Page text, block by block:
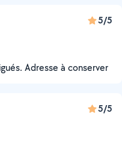
5/5
Adresse à conserver
5/5